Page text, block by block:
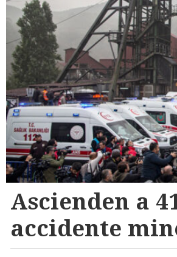
Ascienden a
accidente